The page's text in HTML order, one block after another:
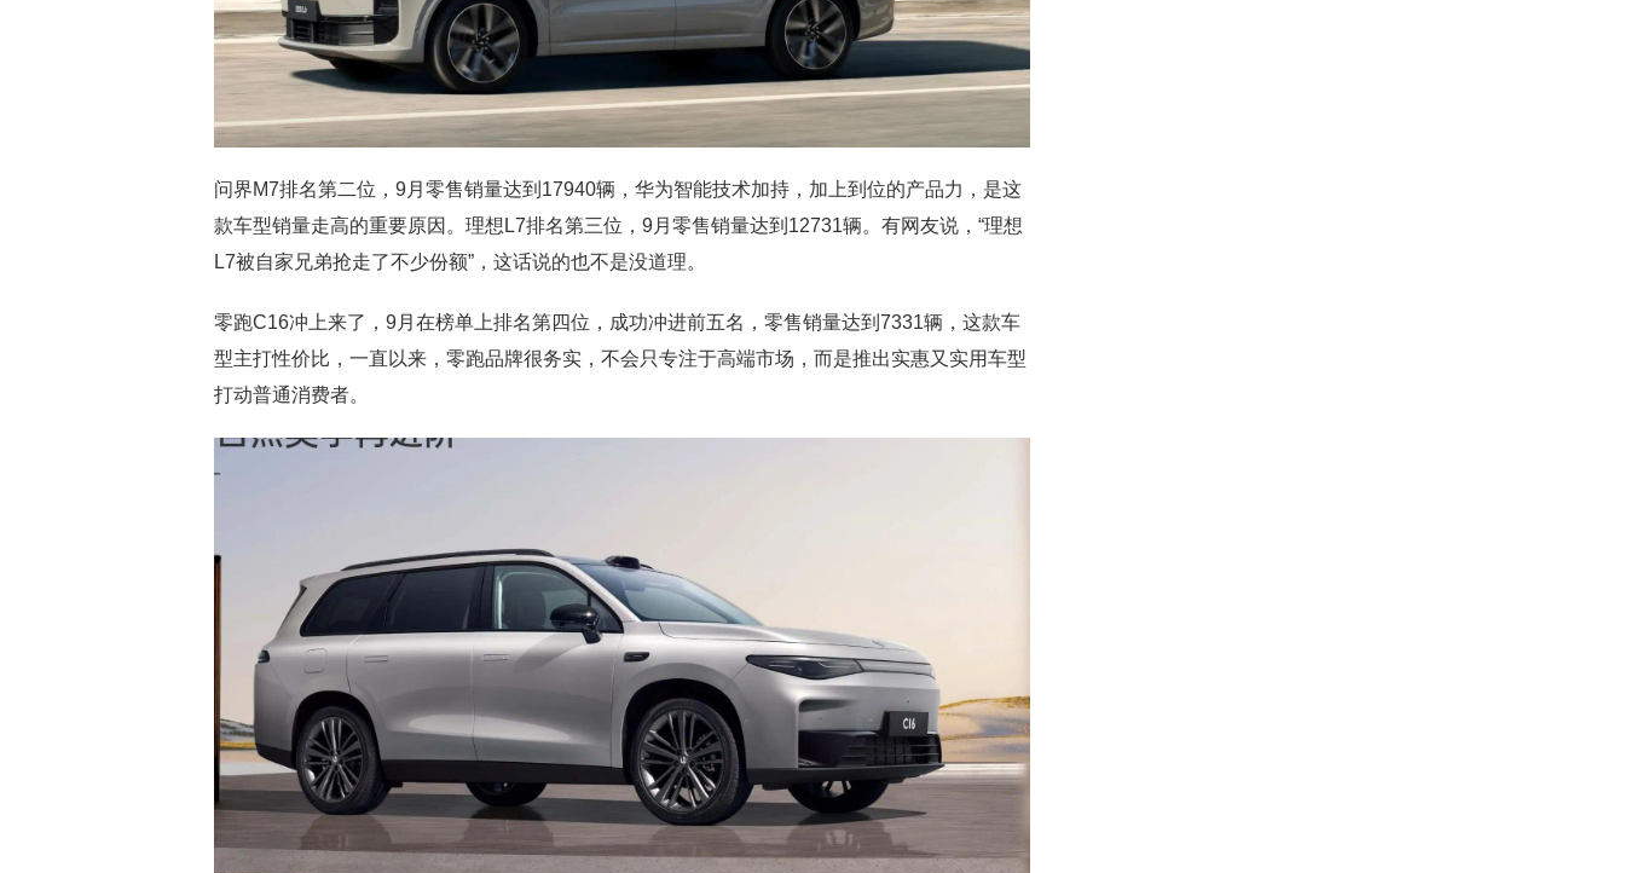
问界M7排名第二位，9月零售销量达到17940辆，华为智能技术加持，加上到位的产品力，是这
款车型销量走高的重要原因。理想L7排名第三位，9月零售销量达到12731辆。有网友说，“理想
L7被自家兄弟抢走了不少份额”，这话说的也不是没道理。
零跑C16冲上来了，9月在榜单上排名第四位，成功冲进前五名，零售销量达到7331辆，这款车
型主打性价比，一直以来，零跑品牌很务实，不会只专注于高端市场，而是推出实惠又实用车型
打动普通消费者。